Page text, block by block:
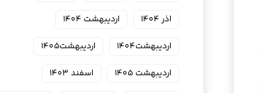
اذر ۱۴۰۴
اردیبهشت ۱۴۰۴
اردیبهشت۱۴۰۴
اردیبهشت۱۴۰۵
اردیبهشت ۱۴۰۵
اسفند ۱۴۰۳